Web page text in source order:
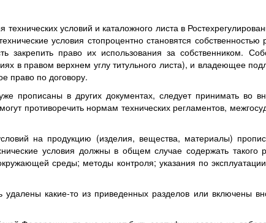
условий и каталожного листа в
условия стопроцентно становятся собственностью
право их использования за собственником.
в правом верхнем углу титульного листа), и владеющее
право по договору.
прописаны в других документах, следует принимать во
противоречить нормам технических регламентов,
на продукцию (изделия, вещества, материалы)
условия должны в общем случае содержать такого
среды; методы контроля; указания по
какие-то из приведенных разделов или включены